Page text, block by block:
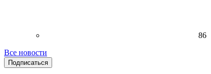
86
Все новости
Подписаться